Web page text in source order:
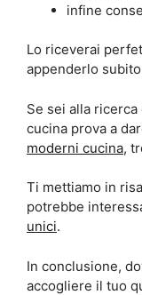
infine
Lo riceverai
appenderlo
Se sei alla
cucina prova a
moderni cucina,
Ti mettiamo in
potrebbe
unici.
In conclusione,
accogliere il tuo